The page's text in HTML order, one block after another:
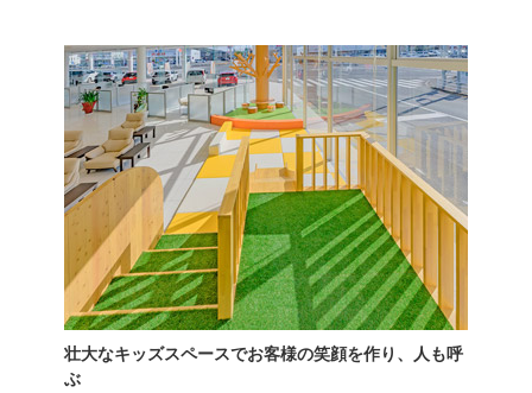
アームチェア
キャスター付き
アームチェア
キャスター付き
壮大なキッズスペースでお客様の笑顔を作り、人も呼
ぶ